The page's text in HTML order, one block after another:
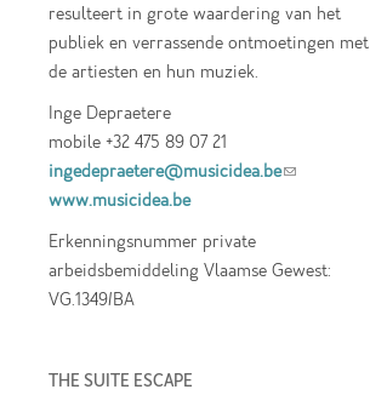
resulteert in grote waardering van het
publiek en verrassende ontmoetingen met
de artiesten en hun muziek.
Inge Depraetere
mobile +32 475 89 07 21
ingedepraetere@musicidea.be(link sends e-
www.musicidea.be
Erkenningsnummer private
arbeidsbemiddeling Vlaamse Gewest:
VG.1349/BA
THE SUITE ESCAPE